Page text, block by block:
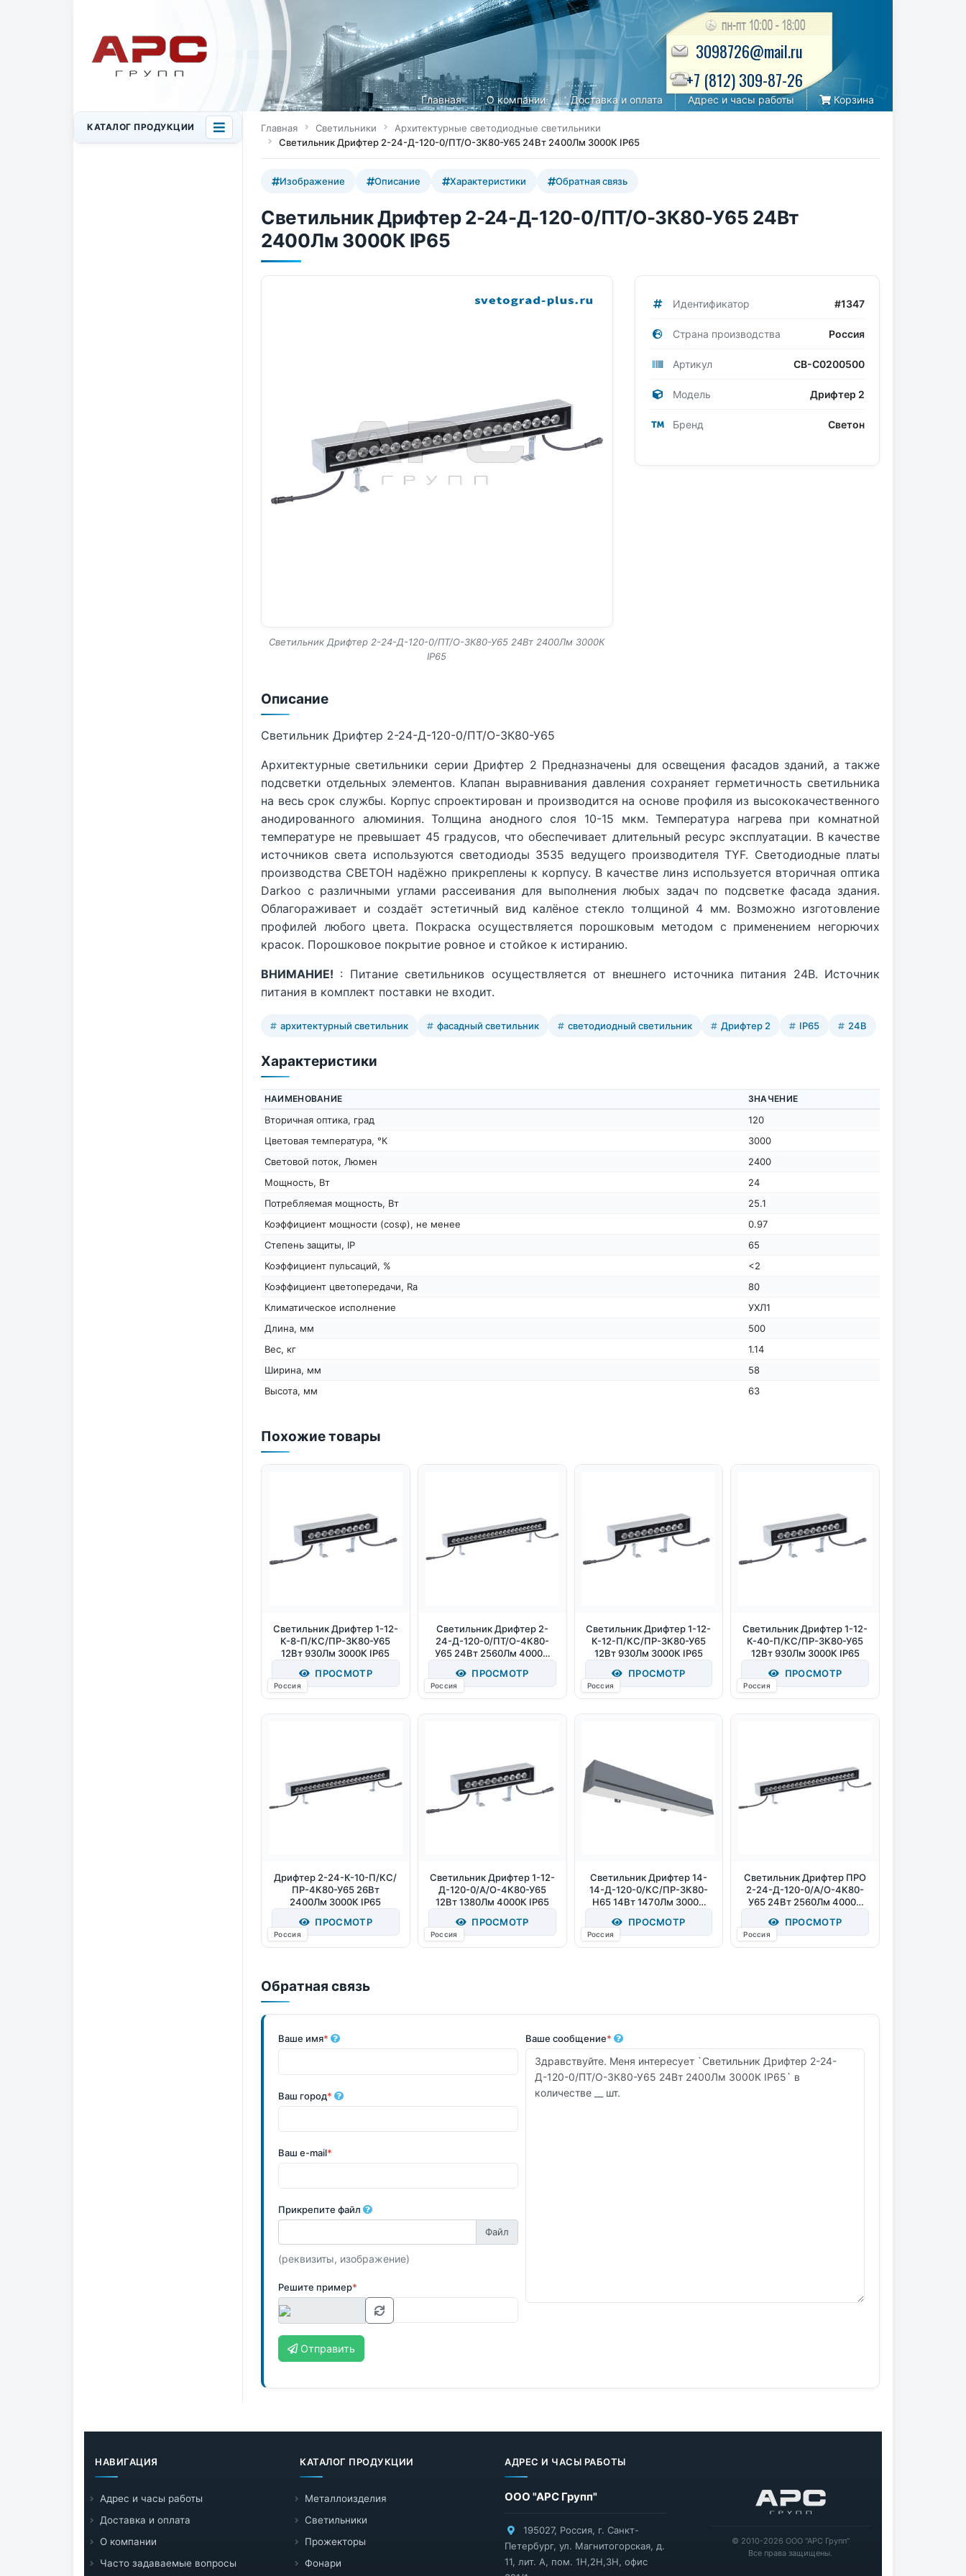
Главная О компании Доставка и оплата Адрес и часы работы Корзина
3098726@mail.ru
+7 (812) 309-87-26
КАТАЛОГ ПРОДУКЦИИ Главная Светильники
Архитектурные светодиодные светильники
Светильник Дрифтер 2-24-Д-120-0/ПТ/О-3К80-У65 24Вт 2400Лм 3000К IP65
Изображение Описание Характеристики Обратная связь
Светильник Дрифтер 2-24-Д-120-0/ПТ/О-3К80-У65 24Вт
2400Лм 3000К IP65
Светильник Дрифтер 2-24-Д-120-0/ПТ/О-3К80-У65 24Вт 2400Лм 3000К
IP65
Идентификатор #1347
Страна производства Россия
Артикул СВ-С0200500
Модель Дрифтер 2
Бренд Светон
Описание
Светильник Дрифтер 2-24-Д-120-0/ПТ/О-3К80-У65
Архитектурные светильники серии Дрифтер 2 Предназначены для освещения фасадов зданий, а также
подсветки отдельных элементов. Клапан выравнивания давления сохраняет герметичность светильника
на весь срок службы. Корпус спроектирован и производится на основе профиля из высококачественного
анодированного алюминия. Толщина анодного слоя 10-15 мкм. Температура нагрева при комнатной
температуре не превышает 45 градусов, что обеспечивает длительный ресурс эксплуатации. В качестве
источников света используются светодиоды 3535 ведущего производителя TYF. Светодиодные платы
производства СВЕТОН надёжно прикреплены к корпусу. В качестве линз используется вторичная оптика
Darkoo c различными углами рассеивания для выполнения любых задач по подсветке фасада здания.
Облагораживает и создаёт эстетичный вид калёное стекло толщиной 4 мм. Возможно изготовление
профилей любого цвета. Покраска осуществляется порошковым методом с применением негорючих
красок. Порошковое покрытие ровное и стойкое к истиранию.
ВНИМАНИЕ! : Питание светильников осуществляется от внешнего источника питания 24В. Источник
питания в комплект поставки не входит.
архитектурный светильник фасадный светильник светодиодный светильник Дрифтер 2 IP65 24В
Характеристики
НАИМЕНОВАНИЕ ЗНАЧЕНИЕ
Вторичная оптика, град
120
Цветовая температура, °К
3000
Световой поток, Люмен
2400
Мощность, Вт
24
Потребляемая мощность, Вт
25.1
Коэффициент мощности (cosφ), не менее
0.97
Степень защиты, IP
65
Коэффициент пульсаций, %
<2
Коэффициент цветопередачи, Ra
80
Климатическое исполнение
УХЛ1
Длина, мм
500
Вес, кг
1.14
Ширина, мм
58
Высота, мм
63
Похожие товары
Светильник Дрифтер 1-12-
К-8-П/КС/ПР-3К80-У65
12Вт 930Лм 3000К IP65
ПРОСМОТР
Россия
Светильник Дрифтер 2-
24-Д-120-0/ПТ/О-4К80-
У65 24Вт 2560Лм 4000К
ПРОСМОТР
Россия
Светильник Дрифтер 1-12-
К-12-П/КС/ПР-3К80-У65
12Вт 930Лм 3000К IP65
ПРОСМОТР
Россия
Светильник Дрифтер 1-12-
К-40-П/КС/ПР-3К80-У65
12Вт 930Лм 3000К IP65
ПРОСМОТР
Россия
Дрифтер 2-24-К-10-П/КС/
ПР-4К80-У65 26Вт
2400Лм 3000К IP65
ПРОСМОТР
Россия
Светильник Дрифтер 1-12-
Д-120-0/А/О-4К80-У65
12Вт 1380Лм 4000К IP65
ПРОСМОТР
Россия
Светильник Дрифтер 14-
14-Д-120-0/КС/ПР-3К80-
Н65 14Вт 1470Лм 3000К
ПРОСМОТР
Россия
Светильник Дрифтер ПРО
2-24-Д-120-0/А/О-4К80-
У65 24Вт 2560Лм 4000К
ПРОСМОТР
Россия
Обратная связь
Ваше имя*
Ваш город*
Ваш e-mail*
Прикрепите файл
(реквизиты, изображение)
Решите пример*
Ваше сообщение*
Отправить
НАВИГАЦИЯ КАТАЛОГ ПРОДУКЦИИ АДРЕС И ЧАСЫ РАБОТЫ
Адрес и часы работы
Доставка и оплата
О компании
Часто задаваемые вопросы
Металлоизделия
Светильники
Прожекторы
Фонари
ООО "АРС Групп"
195027, Россия, г. Санкт-
Петербург, ул. Магнитогорская, д.
11, лит. А, пом. 1Н,2Н,3Н, офис
© 2010-2026 ООО "АРС Групп"
Все права защищены.